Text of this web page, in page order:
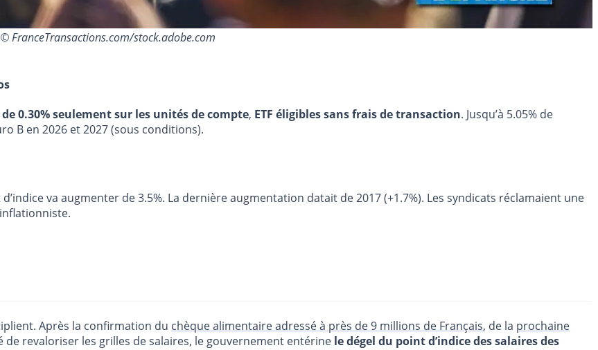
FranceTransactions.com/stock.adobe.com
0.30% seulement sur les unités de compte, ETF éligibles sans frais de transaction. Jusqu’à 5.05% de
B en 2026 et 2027 (sous conditions).
va augmenter de 3.5%. La dernière augmentation datait de 2017 (+1.7%). Les syndicats réclamaient une
Après la confirmation du chèque alimentaire adressé à près de 9 millions de Français, de la prochaine
de revaloriser les grilles de salaires, le gouvernement entérine le dégel du point d’indice des salaires des